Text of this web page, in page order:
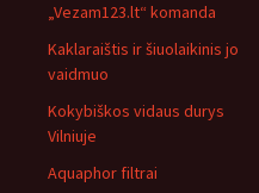
„Vezam123.lt“ komanda
Kaklaraištis ir šiuolaikinis jo
vaidmuo
Kokybiškos vidaus durys
Vilniuje
Aquaphor filtrai